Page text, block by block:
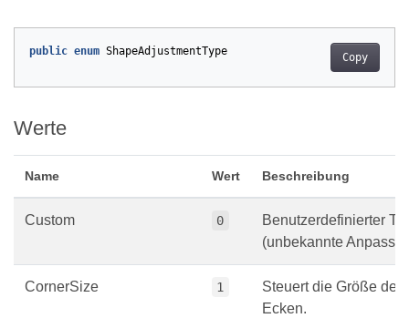
Copy
public enum ShapeAdjustmentType
Werte
Name Wert Beschreibung
Custom 0
Benutzerdefinierter
(unbekannte
CornerSize 1
Steuert die Größe der
Ecken.